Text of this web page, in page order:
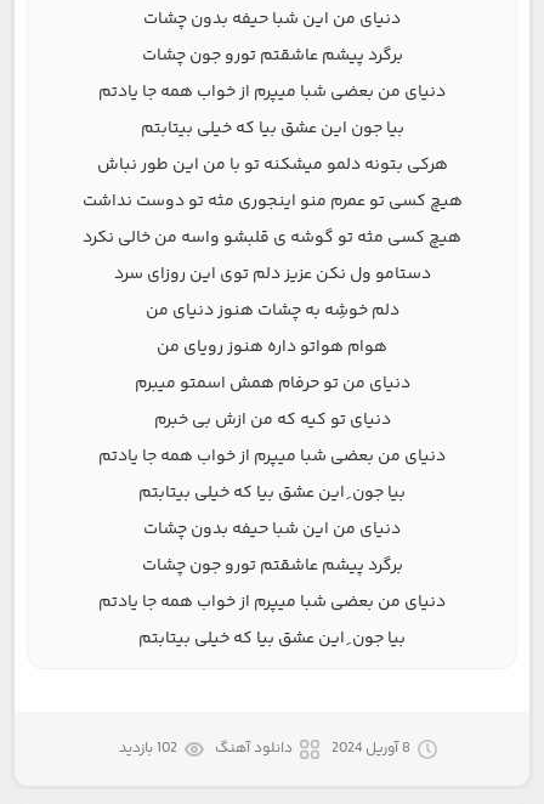
دنیای من این شبا حیفه بدون چشات
برگرد پیشم عاشقتم تورو جون چشات
دنیای من بعضی شبا میپرم از خواب همه جا یادتم
بیا جون این عشق بیا که خیلی بیتابتم
هرکی بتونه دلمو میشکنه تو با من این طور نباش
هیچ کسی تو عمرم منو اینجوری مثه تو دوست نداشت
هیچ کسی مثه تو گوشه ی قلبشو واسه من خالی نکرد
دستامو ول نکن عزیز دلم توی این روزای سرد
دلم خوشِه به چشات هنوز دنیای من
هوام هواتو داره هنوز رویای من
دنیای من تو حرفام همش اسمتو میبرم
دنیای تو کیه که من ازش بی خبرم
دنیای من بعضی شبا میپرم از خواب همه جا یادتم
بیا جون ِ این عشق بیا که خیلی بیتابتم
دنیای من این شبا حیفه بدون چشات
برگرد پیشم عاشقتم تورو جون چشات
دنیای من بعضی شبا میپرم از خواب همه جا یادتم
بیا جون ِ این عشق بیا که خیلی بیتابتم
8 آوریل 2024 دانلود آهنگ 102 بازدید